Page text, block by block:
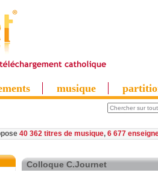
musique
40 362 titres de musique, 6 677
Colloque C.Journet